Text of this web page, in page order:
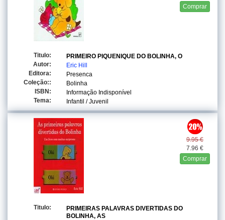
Comprar
Titulo:
PRIMEIRO PIQUENIQUE DO BOLINHA, O
Autor:
Eric Hill
Editora:
Presenca
Coleção::
Bolinha
ISBN:
Informação Indisponível
Tema:
Infantil / Juvenil
9.95 €
7.96 €
Comprar
Titulo:
PRIMEIRAS PALAVRAS DIVERTIDAS DO
BOLINHA, AS